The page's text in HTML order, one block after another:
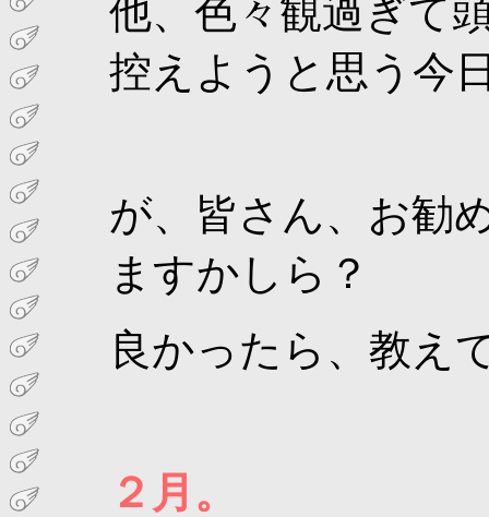
他、色々観過ぎて
控えようと思う今
が、皆さん、お勧
ますかしら？
良かったら、教え
２月。